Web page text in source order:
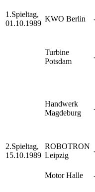
1.Spieltag,
01.10.1989
KWO Berlin
Turbine
Potsdam
Handwerk
Magdeburg
2.Spieltag,
15.10.1989
ROBOTRON
Leipzig
Motor Halle